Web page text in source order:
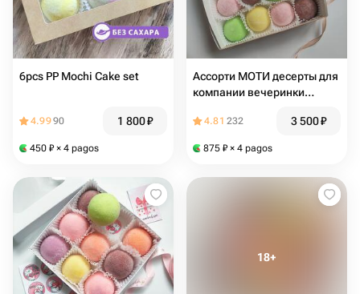
6pcs PP Mochi Cake set
4.9990 1 800₽
450 ₽ × 4 pagos
Ассорти МОТИ десерты для
компании вечеринки
4.81 232 3 500₽
875 ₽ × 4 pagos